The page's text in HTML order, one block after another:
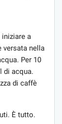
iniziare a
versata nella
Per 10
di acqua.
di caffè
È tutto.